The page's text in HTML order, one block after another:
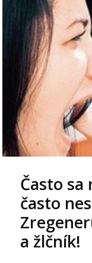
Často
často
a žlčník!